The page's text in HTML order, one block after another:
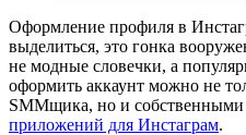
Оформление профиля в
выделиться, это гонка
не модные словечки, а
оформить аккаунт можно не
SMMщика, но и
приложений для Инстаграм.